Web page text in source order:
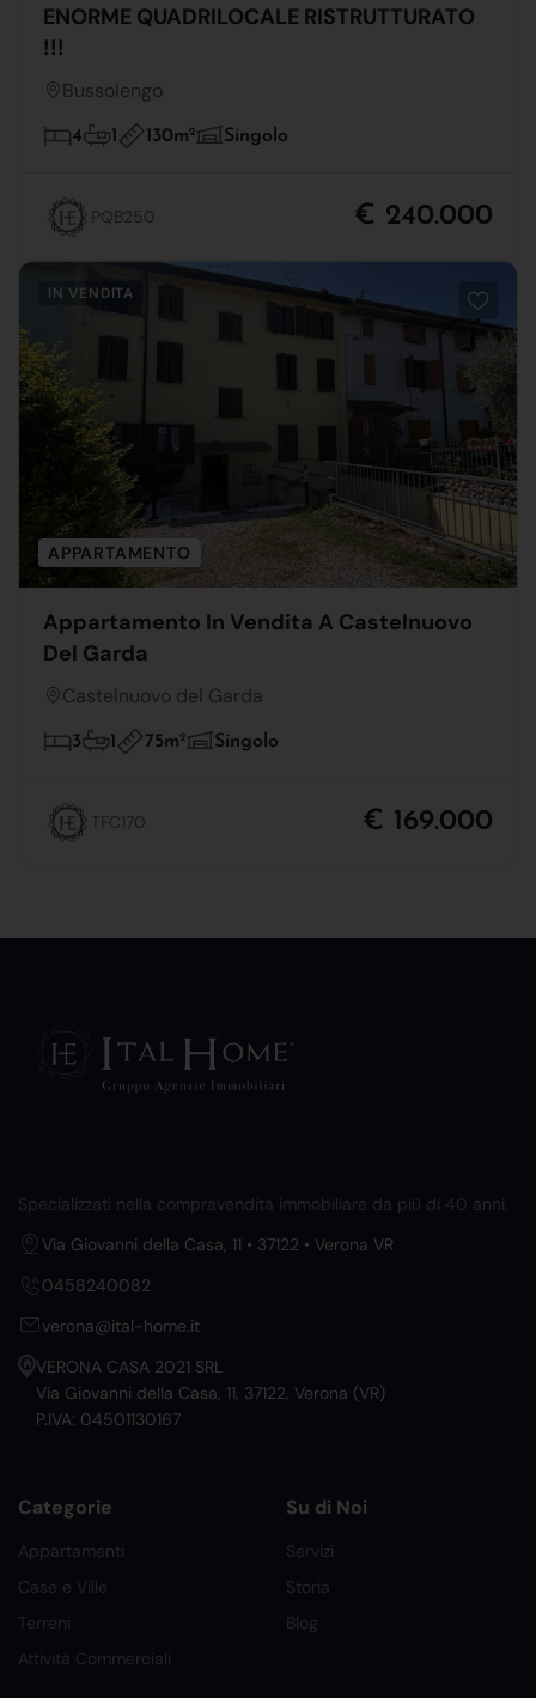
ENORME QUADRILOCALE RISTRUTTURATO
!!!
Bussolengo
4 1 130m2 Singolo
PQB250 € 240.000
IN VENDITA
APPARTAMENTO
Appartamento In Vendita A Castelnuovo
Del Garda
Castelnuovo del Garda
3 1 75m2 Singolo
TFC170 € 169.000
Specializzati nella compravendita immobiliare da più di 40 anni.
Via Giovanni della Casa, 11 • 37122 • Verona VR
0458240082
verona@ital-home.it
VERONA CASA 2021 SRL
Via Giovanni della Casa, 11, 37122, Verona (VR)
P.IVA: 04501130167
Categorie
Appartamenti
Case e Ville
Terreni
Attività Commerciali
Su di Noi
Servizi
Storia
Blog